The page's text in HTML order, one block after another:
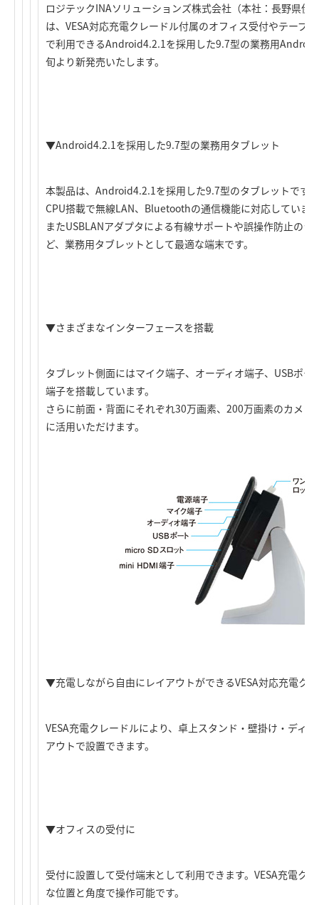
ロジテックINAソリューションズ株式会社（本社：長野県
は、VESA対応充電クレードル付属のオフィス受付やテーブ
で利用できるAndroid4.2.1を採用した9.7型の業務用
旬より新発売いたします。
▼Android4.2.1を採用した9.7型の業務用タブレット
本製品は、Android4.2.1を採用した9.7型のタブレットです
CPU搭載で無線LAN、Bluetoothの通信機能に対応していま
またUSBLANアダプタによる有線サポートや誤操作防止の
ど、業務用タブレットとして最適な端末です。
▼さまざまなインターフェースを搭載
タブレット側面にはマイク端子、オーディオ端子、USBポ
端子を搭載しています。
さらに前面・背面にそれぞれ30万画素、200万画素のカメ
に活用いただけます。
▼充電しながら自由にレイアウトができるVESA対応充電ク
VESA充電クレードルにより、卓上スタンド・壁掛け・ディ
アウトで設置できます。
▼オフィスの受付に
受付に設置して受付端末として利用できます。VESA充電ク
な位置と角度で操作可能です。